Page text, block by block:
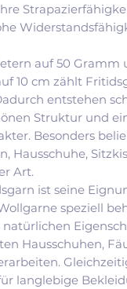
auf 50 Gramm
10 cm zählt
entstehen
Struktur und
Besonders
Hausschuhe,
Art.
ist seine
speziell
Hausschuhen,
langlebige